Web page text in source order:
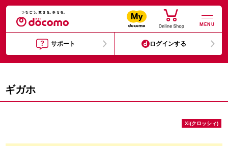
MENU
サポート ログインする
ギガホ
Xi(クロッシィ)